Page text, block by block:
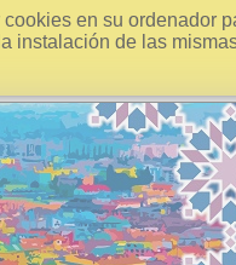
en su ordenador
instalación de las